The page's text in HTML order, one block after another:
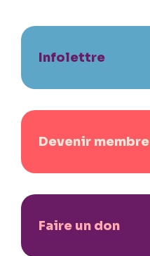
Infolettre
Devenir membre
Faire un don